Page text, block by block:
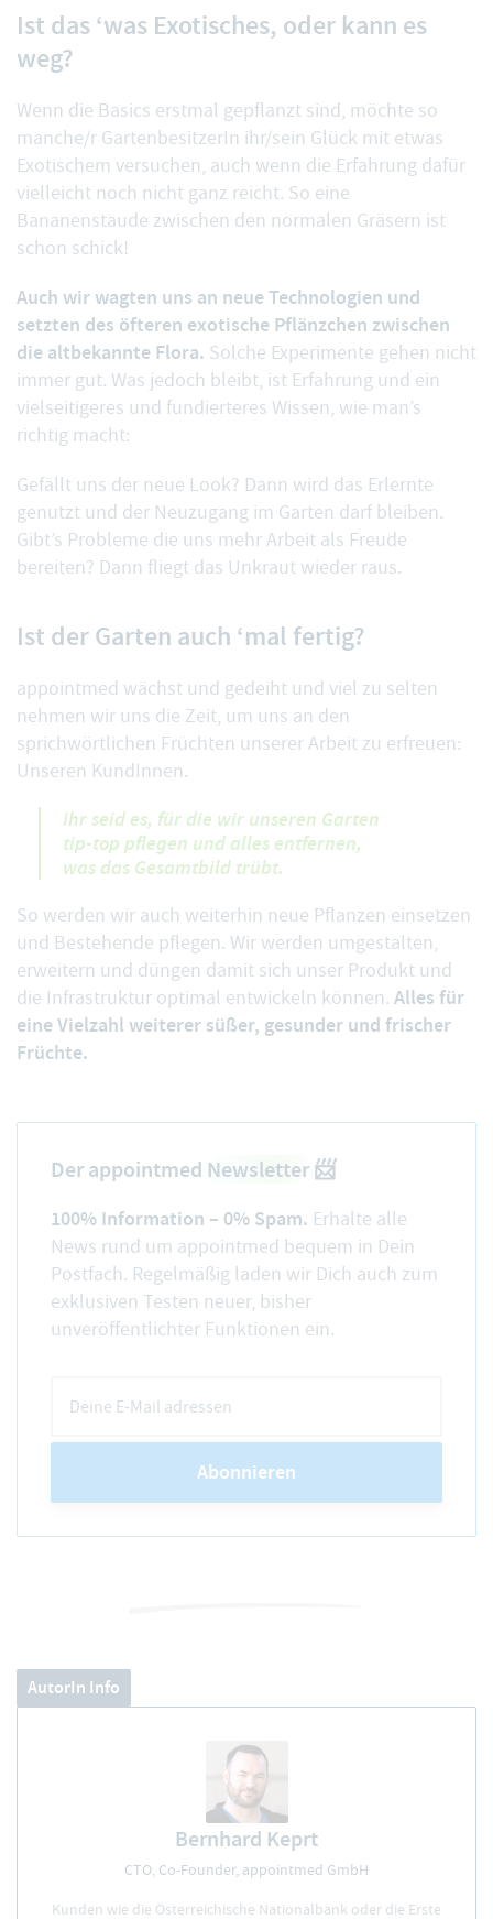
Ist das ‘was Exotisches, oder kann es
weg?
Wenn die Basics erstmal gepflanzt sind, möchte so
manche/r GartenbesitzerIn ihr/sein Glück mit etwas
Exotischem versuchen, auch wenn die Erfahrung dafür
vielleicht noch nicht ganz reicht. So eine
Bananenstaude zwischen den normalen Gräsern ist
schon schick!
Auch wir wagten uns an neue Technologien und
setzten des öfteren exotische Pflänzchen zwischen
die altbekannte Flora. Solche Experimente gehen nicht
immer gut. Was jedoch bleibt, ist Erfahrung und ein
vielseitigeres und fundierteres Wissen, wie man’s
richtig macht:
Gefällt uns der neue Look? Dann wird das Erlernte
genutzt und der Neuzugang im Garten darf bleiben.
Gibt’s Probleme die uns mehr Arbeit als Freude
bereiten? Dann fliegt das Unkraut wieder raus.
Ist der Garten auch ‘mal fertig?
appointmed wächst und gedeiht und viel zu selten
nehmen wir uns die Zeit, um uns an den
sprichwörtlichen Früchten unserer Arbeit zu erfreuen:
Unseren KundInnen.
Ihr seid es, für die wir unseren Garten
tip-top pflegen und alles entfernen,
was das Gesamtbild trübt.
So werden wir auch weiterhin neue Pflanzen einsetzen
und Bestehende pflegen. Wir werden umgestalten,
erweitern und düngen damit sich unser Produkt und
die Infrastruktur optimal entwickeln können. Alles für
eine Vielzahl weiterer süßer, gesunder und frischer
Früchte.
Der appointmed Newsletter📨
100% Information – 0% Spam. Erhalte alle
News rund um appointmed bequem in Dein
Postfach. Regelmäßig laden wir Dich auch zum
exklusiven Testen neuer, bisher
unveröffentlichter Funktionen ein.
Abonnieren
AutorIn Info
Bernhard Keprt
CTO, Co-Founder, appointmed GmbH
Kunden wie die Österreichische Nationalbank oder die Erste